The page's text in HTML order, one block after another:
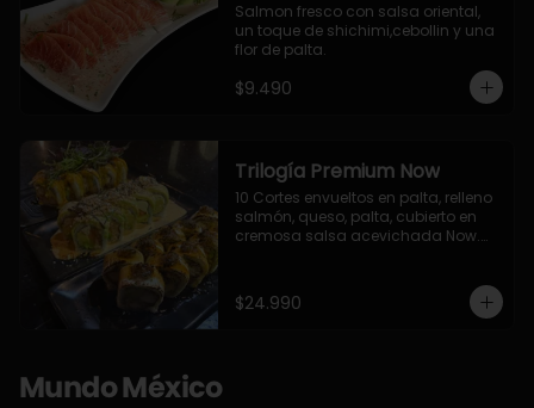
Salmon fresco con salsa oriental,
un toque de shichimi,cebollin y una
flor de palta.
$9.490
Trilogía Premium Now
10 Cortes envueltos en palta, relleno
salmón, queso, palta, cubierto en
cremosa salsa acevichada Now.
palta, cubierto con topping de
chimichurri de la casa flambeado.
$24.990
Mundo México